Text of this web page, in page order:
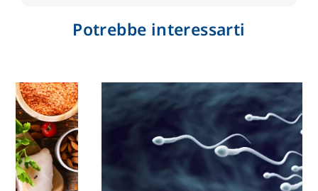
Potrebbe interessarti